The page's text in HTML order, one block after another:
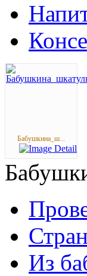
Бабушкина_ш...
Из